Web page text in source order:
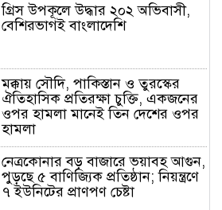
গ্রিস উপকূলে উদ্ধার ২০২ অভিবাসী,
বেশিরভাগই বাংলাদেশি
মক্কায় সৌদি, পাকিস্তান ও তুরস্কের
ঐতিহাসিক প্রতিরক্ষা চুক্তি, একজনের
ওপর হামলা মানেই তিন দেশের ওপর
হামলা
নেত্রকোনার বড় বাজারে ভয়াবহ আগুন,
পুড়ছে ৫ বাণিজ্যিক প্রতিষ্ঠান; নিয়ন্ত্রণে
৭ ইউনিটের প্রাণপণ চেষ্টা